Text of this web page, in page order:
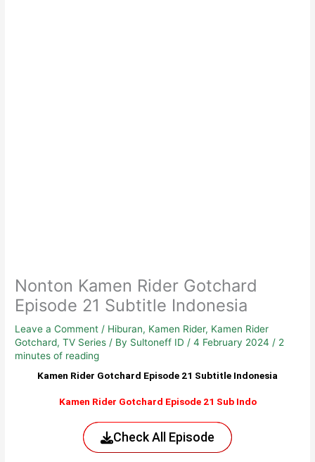
Nonton Kamen Rider Gotchard
Episode 21 Subtitle Indonesia
Leave a Comment / Hiburan, Kamen Rider, Kamen Rider
Gotchard,TV Series / By Sultoneff ID/4 February 2024/ 2
minutes of reading
Kamen Rider Gotchard Episode 21 Subtitle Indonesia
Kamen Rider Gotchard Episode 21 Sub Indo
Check All Episode